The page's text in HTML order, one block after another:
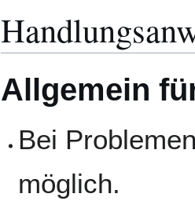
Allgemein
Bei
möglich.